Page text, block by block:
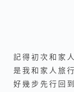
記得初次和家
是我和家人旅
好幾步先行回